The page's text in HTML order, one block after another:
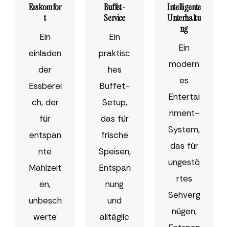
Esskomfor
t
Ein
einladen
der
Essberei
ch, der
für
entspan
nte
Mahlzeit
en,
unbesch
werte
Buffet-
Service
Ein
praktisc
hes
Buffet-
Setup,
das für
frische
Speisen,
Entspan
nung
und
alltäglic
Intelligente
Unterhaltu
ng
Ein
modern
es
Entertai
nment-
System,
das für
ungestö
rtes
Sehverg
nügen,